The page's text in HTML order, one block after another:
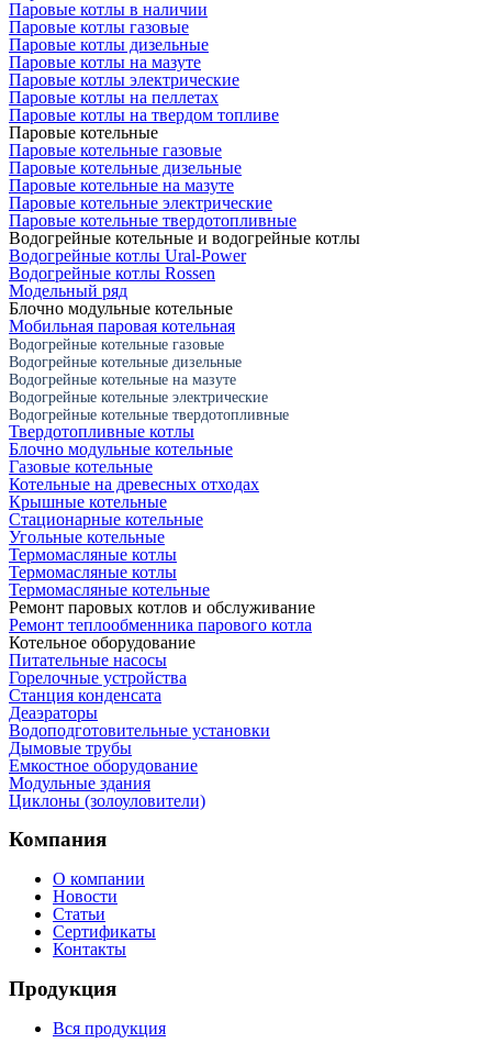
Паровые котлы в наличии
Паровые котлы газовые
Паровые котлы дизельные
Паровые котлы на мазуте
Паровые котлы электрические
Паровые котлы на пеллетах
Паровые котлы на твердом топливе
Паровые котельные
Паровые котельные газовые
Паровые котельные дизельные
Паровые котельные на мазуте
Паровые котельные электрические
Паровые котельные твердотопливные
Водогрейные котельные и водогрейные котлы
Водогрейные котлы Ural-Power
Водогрейные котлы Rossen
Модельный ряд
Блочно модульные котельные
Мобильная паровая котельная
Водогрейные котельные газовые
Водогрейные котельные дизельные
Водогрейные котельные на мазуте
Водогрейные котельные электрические
Водогрейные котельные твердотопливные
Твердотопливные котлы
Блочно модульные котельные
Газовые котельные
Котельные на древесных отходах
Крышные котельные
Стационарные котельные
Угольные котельные
Термомасляные котлы
Термомасляные котлы
Термомасляные котельные
Ремонт паровых котлов и обслуживание
Ремонт теплообменника парового котла
Котельное оборудование
Питательные насосы
Горелочные устройства
Станция конденсата
Деаэраторы
Водоподготовительные установки
Дымовые трубы
Емкостное оборудование
Mодульные здания
Циклоны (золоуловители)
Компания
О компании
Новости
Статьи
Сертификаты
Контакты
Продукция
Вся продукция